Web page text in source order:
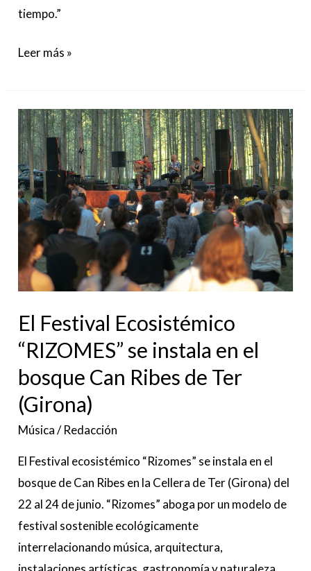
tiempo.”
Leer más »
El Festival Ecosistémico
“RIZOMES” se instala en el
bosque Can Ribes de Ter
(Girona)
Música/Redacción
El Festival ecosistémico “Rizomes” se instala en el
bosque de Can Ribes en la Cellera de Ter (Girona) del
22 al 24 de junio. “Rizomes” aboga por un modelo de
festival sostenible ecológicamente
interrelacionando música, arquitectura,
El
Festival
Ecosistémico
“RIZOMES”
se
instala
el
bosque
Can
Ribes
de
Ter
(Girona)